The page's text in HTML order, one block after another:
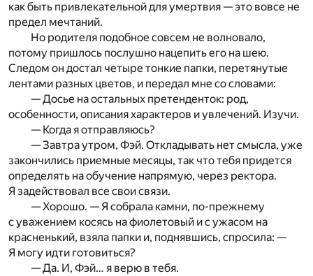
как быть привлекательной для умертвия — это вовсе не
предел мечтаний.
Но родителя подобное совсем не волновало,
потому пришлось послушно нацепить его на шею.
Следом он достал четыре тонкие папки, перетянутые
лентами разных цветов, и передал мне со словами:
— Досье на остальных претенденток: род,
особенности, описания характеров и увлечений. Изучи.
— Когда я отправляюсь?
— Завтра утром, Фэй. Откладывать нет смысла, уже
закончились приемные месяцы, так что тебя придется
определять на обучение напрямую, через ректора.
Я задействовал все свои связи.
— Хорошо. — Я собрала камни, по-прежнему
с уважением косясь на фиолетовый и с ужасом на
красненький, взяла папки и, поднявшись, спросила: —
Я могу идти готовиться?
— Да. И, Фэй… я верю в тебя.